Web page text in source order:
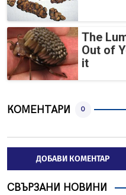
The
Out of
it
КОМЕНТАРИ 0
ДОБАВИ КОМЕНТАР
СВЪРЗАНИ НОВИНИ